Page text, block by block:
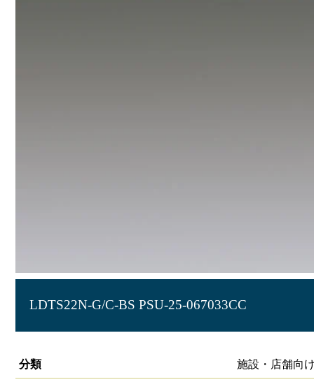
LDTS22N-G/C-BS PSU-25-067033CC
分類
施設・店舗向